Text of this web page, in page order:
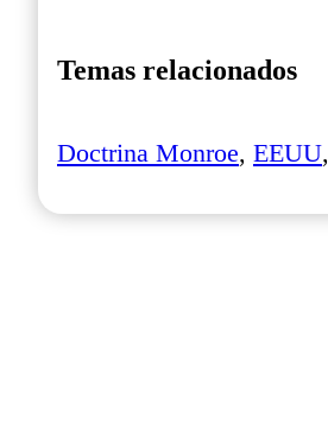
Temas relacionados
Doctrina Monroe, EEUU,